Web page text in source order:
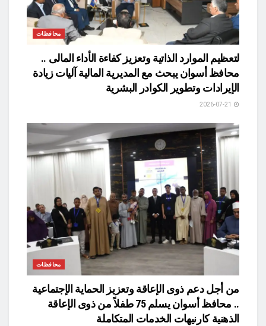
محافظات
لتعظيم الموارد الذاتية وتعزيز كفاءة الأداء المالى ..
محافظ أسوان يبحث مع المديرية المالية آليات زيادة
الإيرادات وتطوير الكوادر البشرية
محافظات
من أجل دعم ذوى الإعاقة وتعزيز الحماية الإجتماعية
.. محافظ أسوان يسلم 75 طفلاً من ذوى الإعاقة
الذهنية كارنيهات الخدمات المتكاملة